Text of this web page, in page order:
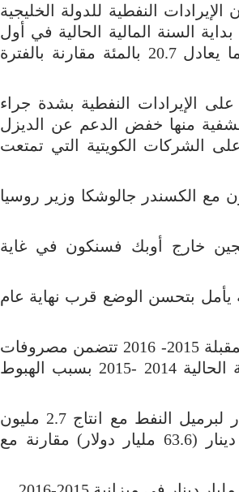
النفطية للدولة الخليجية
20 مليار دولار منذ بداية السنة المالية الحالية في أول
ابريل نيسان 2014 وحتى نهاية فبراير شباط 2015 وبما يعادل 20.7 بالمئة مقارنة بالفترة
الكويت التي تعتمد بنسبة 96 بالمئة على الإيرادات النفطية بشدة جراء
منها خفض الدعم عن الديزل
الشركات الكويتية التي تمتعت
مع الكسندر جالوشكا وزير روسيا
خارج أوبك فسنكون في غاية
يأمل بتحسن الوضع قرب نهاية عام
وأقرت حكومة الكويت ميزانية تقشفية للسنة المالية المقبلة 2015- 2016 تتضمن مصروفات
أقل بنسبة 17.8 بالمئة عما هو مقرر في السنة المالية الحالية 2014 -2015 بسبب الهبوط
واعتمدت ميزانية الكويت الجديدة سعرا قدره 45 دولار لبرميل النفط مع انتاج 2.7 مليون
برميل يوميا ومصروفات متوقعة قدرها 19.073 مليار دينار (63.6 مليار دولار) مقارنة مع